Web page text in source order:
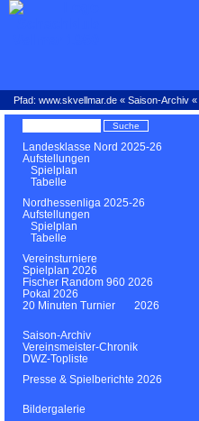
Pfad: www.skvellmar.de « Saison-Archiv «
Landesklasse Nord 2025-26
Aufstellungen
Spielplan
Tabelle
Nordhessenliga 2025-26
Aufstellungen
Spielplan
Tabelle
Vereinsturniere
Spielplan 2026
Fischer Random 960 2026
Pokal 2026
20 Minuten Turnier 2026
Saison-Archiv
Vereinsmeister-Chronik
DWZ-Topliste
Presse & Spielberichte 2026
Bildergalerie